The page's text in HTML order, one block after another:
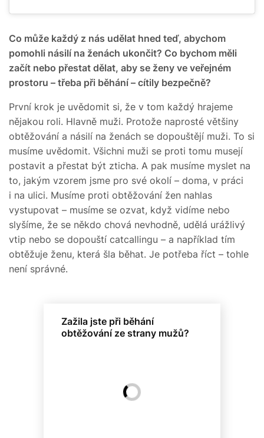
Co může každý z nás udělat hned teď, abychom
pomohli násilí na ženách ukončit? Co bychom měli
začít nebo přestat dělat, aby se ženy ve veřejném
prostoru – třeba při běhání – cítily bezpečně?
První krok je uvědomit si, že v tom každý hrajeme
nějakou roli. Hlavně muži. Protože naprosté většiny
obtěžování a násilí na ženách se dopouštějí muži. To si
musíme uvědomit. Všichni muži se proti tomu musejí
postavit a přestat být zticha. A pak musíme myslet na
to, jakým vzorem jsme pro své okolí – doma, v práci
i na ulici. Musíme proti obtěžování žen nahlas
vystupovat – musíme se ozvat, když vidíme nebo
slyšíme, že se někdo chová nevhodně, udělá urážlivý
vtip nebo se dopouští catcallingu – a například tím
obtěžuje ženu, která šla běhat. Je potřeba říct – tohle
není správné.
Zažila jste při běhání
obtěžování ze strany mužů?